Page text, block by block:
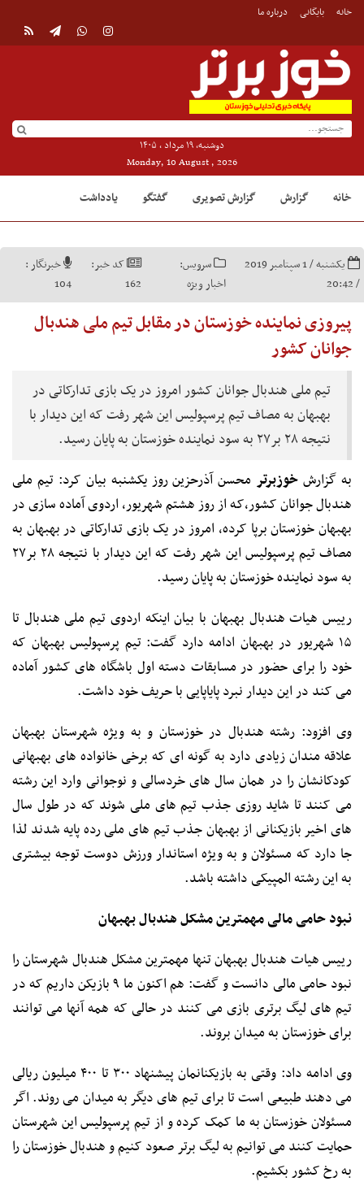
خانه بایگانی درباره ما
دوشنبه, ۱۹ مرداد , ۱۴۰۵
Monday, 10 August , 2026
خانه گزارش گزارش تصویری گفتگو یادداشت
یکشنبه / 1 سپتامبر 2019
/ 20:42
سرویس:
اخبار ویژه
کد خبر:
162
خبرنگار :
104
پیروزی نماینده خوزستان در مقابل تیم ملی هندبال
جوانان کشور
تیم ملی هندبال جوانان کشور امروز در یک بازی تدارکاتی در
بهبهان به مصاف تیم پرسپولیس این شهر رفت که این دیدار با
نتیجه ۲۸ بر۲۷ به سود نماینده خوزستان به پایان رسید.
به گزارشخوزبرتر محسن آذرحزین روز یکشنبه بیان کرد: تیم ملی
هندبال جوانان کشور،که از روز هشتم شهریور، اردوی آماده سازی در
بهبهان خوزستان برپا کرده، امروز در یک بازی تدارکاتی در بهبهان به
مصاف تیم پرسپولیس این شهر رفت که این دیدار با نتیجه ۲۸ بر۲۷
به سود نماینده خوزستان به پایان رسید.
رییس هیات هندبال بهبهان با بیان اینکه اردوی تیم ملی هندبال تا
۱۵ شهریور در بهبهان ادامه دارد گفت: تیم پرسپولیس بهبهان که
خود را برای حضور در مسابقات دسته اول باشگاه های کشور آماده
می کند در این دیدار نبرد پایاپایی با حریف خود داشت.
وی افزود: رشته هندبال در خوزستان و به ویژه شهرستان بهبهان
علاقه مندان زیادی دارد به گونه ای که برخی خانواده های بهبهانی
کودکانشان را در همان سال های خردسالی و نوجوانی وارد این رشته
می کنند تا شاید روزی جذب تیم های ملی شوند که در طول سال
های اخیر بازیکنانی از بهبهان جذب تیم های ملی رده پایه شدند لذا
جا دارد که مسئولان و به ویژه استاندار ورزش دوست توجه بیشتری
به این رشته المپیکی داشته باشد.
نبود حامی مالی مهمترین مشکل هندبال بهبهان
رییس هیات هندبال بهبهان تنها مهمترین مشکل هندبال شهرستان را
نبود حامی مالی دانست و گفت: هم اکنون ما ۹ بازیکن داریم که در
تیم های لیگ برتری بازی می کنند در حالی که همه آنها می توانند
برای خوزستان به میدان بروند.
وی ادامه داد: وقتی به بازیکنانمان پیشنهاد ۳۰۰ تا ۴۰۰ میلیون ریالی
می دهند طبیعی است تا برای تیم های دیگر به میدان می روند. اگر
مسئولان خوزستان به ما کمک کرده و از تیم پرسپولیس این شهرستان
حمایت کنند می توانیم به لیگ برتر صعود کنیم و هندبال خوزستان را
به رخ کشور بکشیم.